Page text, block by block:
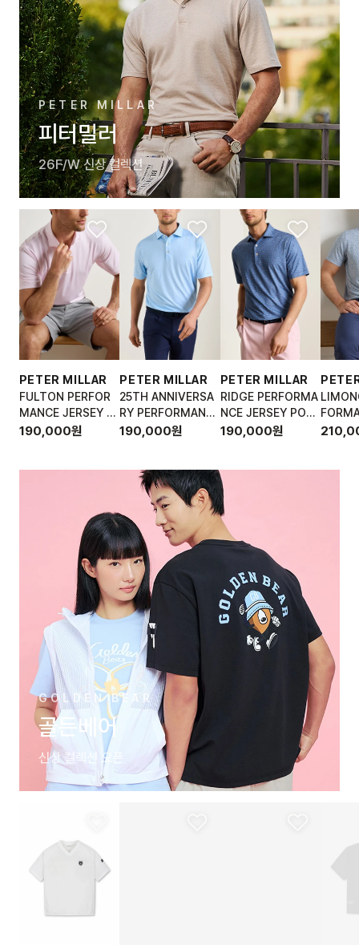
PETER MILLAR
피터밀러
26F/W 신상 컬렉션
PETER MILLAR
FULTON PERFOR
MANCE JERSEY P
OLO
190,000원
PETER MILLAR
25TH ANNIVERSA
RY PERFORMANC
E JERSEY POLO
190,000원
PETER MILLAR
RIDGE PERFORMA
NCE JERSEY POL
O
190,000원
Y
GOLDEN BEAR
골든베어
신상 컬렉션 오픈